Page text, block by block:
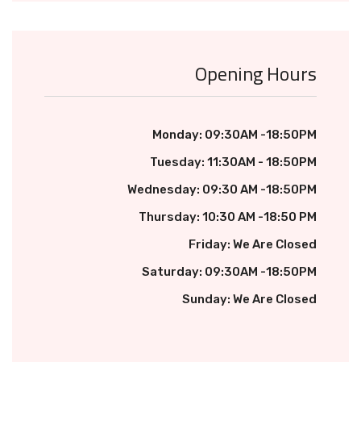
Opening Hours
Monday: 09:30AM -18:50PM
Tuesday: 11:30AM - 18:50PM
Wednesday: 09:30 AM -18:50PM
Thursday: 10:30 AM -18:50 PM
Friday: We Are Closed
Saturday: 09:30AM -18:50PM
Sunday: We Are Closed